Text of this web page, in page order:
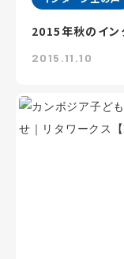
2015年秋のイン
2015.11.10